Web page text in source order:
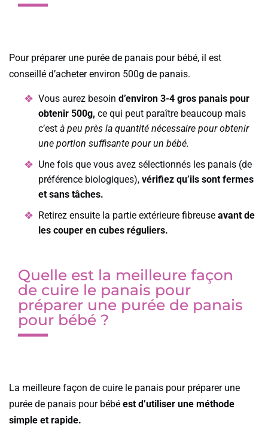
Pour préparer une purée de panais pour bébé, il est
conseillé d’acheter environ 500g de panais.
Vous aurez besoin d’environ 3-4 gros panais pour
obtenir 500g, ce qui peut paraître beaucoup mais
c’est à peu près la quantité nécessaire pour obtenir
une portion suffisante pour un bébé.
Une fois que vous avez sélectionnés les panais (de
préférence biologiques), vérifiez qu’ils sont fermes
et sans tâches.
Retirez ensuite la partie extérieure fibreuse avant de
les couper en cubes réguliers.
Quelle est la meilleure façon
de cuire le panais pour
préparer une purée de panais
pour bébé ?
La meilleure façon de cuire le panais pour préparer une
purée de panais pour bébé est d’utiliser une méthode
simple et rapide.